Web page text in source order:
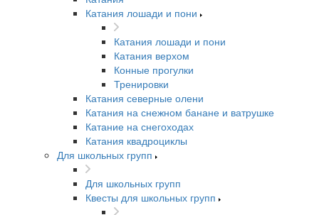
Катания лошади и пони
Катания лошади и пони
Катания верхом
Конные прогулки
Тренировки
Катания северные олени
Катания на снежном банане и ватрушке
Катание на снегоходах
Катания квадроциклы
Для школьных групп
Для школьных групп
Квесты для школьных групп